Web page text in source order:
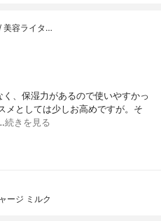
美容ライタ…
、保湿力があるので使いやすかっ
メとしては少しお高めですが。そ
続きを見る
ージ ミルク